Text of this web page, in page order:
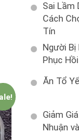
Sai Lầm
Cách
Tín
Người Bị
Phục Hồi
Ăn Tổ
Giảm
Nhuận